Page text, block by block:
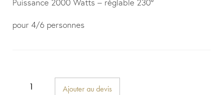
pour 4/6 personnes
Ajouter au devis